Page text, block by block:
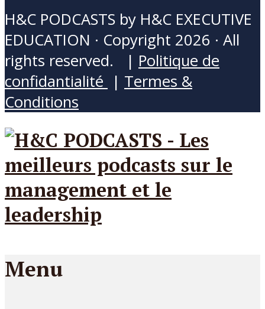
H&C PODCASTS by H&C EXECUTIVE
EDUCATION · Copyright 2026 · All
rights reserved. | Politique de
confidantialité | Termes &
Conditions
Menu